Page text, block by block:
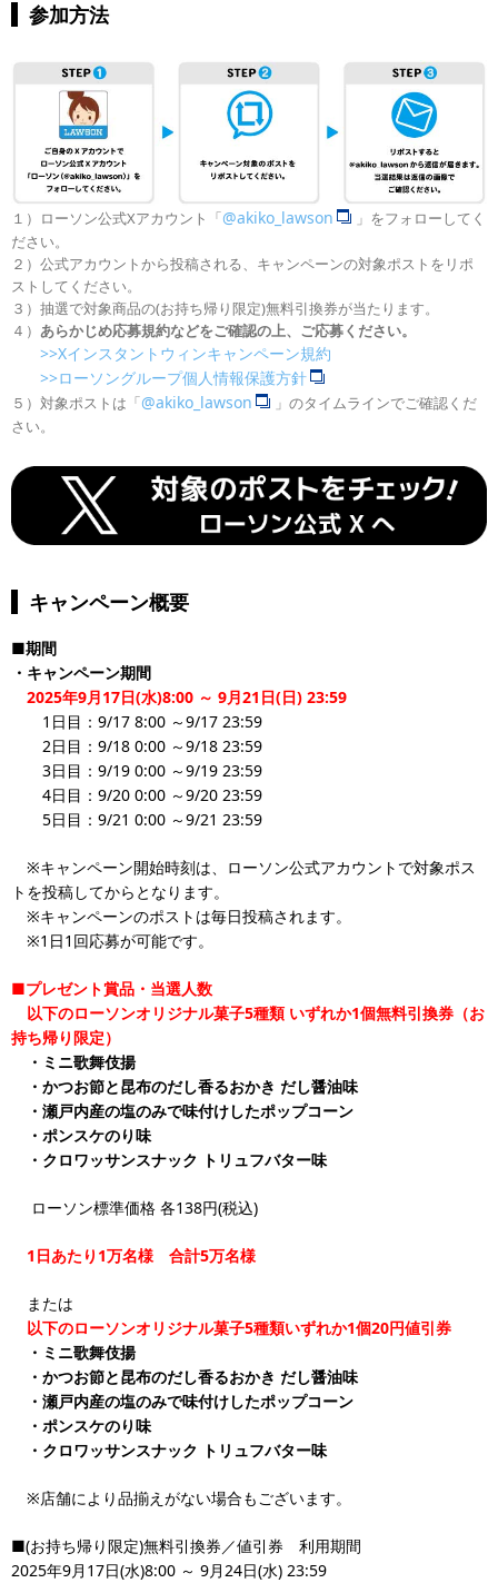
参加方法
１）ローソン公式Xアカウント「@akiko_lawson
」をフォローしてく
ださい。
２）公式アカウントから投稿される、キャンペーンの対象ポストをリポ
ストしてください。
３）抽選で対象商品の(お持ち帰り限定)無料引換券が当たります。
４） あらかじめ応募規約などをご確認の上、ご応募ください。
>>Xインスタントウィンキャンペーン規約
>>ローソングループ個人情報保護方針
５）対象ポストは「@akiko_lawson
」のタイムラインでご確認くだ
さい。
キャンペーン概要
■期間
・キャンペーン期間
2025年9月17日(水)8:00 ～ 9月21日(日) 23:59
1日目：9/17 8:00 ～9/17 23:59
2日目：9/18 0:00 ～9/18 23:59
3日目：9/19 0:00 ～9/19 23:59
4日目：9/20 0:00 ～9/20 23:59
5日目：9/21 0:00 ～9/21 23:59
※キャンペーン開始時刻は、ローソン公式アカウントで対象ポス
トを投稿してからとなります。
※キャンペーンのポストは毎日投稿されます。
※1日1回応募が可能です。
■プレゼント賞品・当選人数
以下のローソンオリジナル菓子5種類 いずれか1個無料引換券（お
持ち帰り限定）
・ミニ歌舞伎揚
・かつお節と昆布のだし香るおかき だし醤油味
・瀬戸内産の塩のみで味付けしたポップコーン
・ポンスケのり味
・クロワッサンスナック トリュフバター味
ローソン標準価格 各138円(税込)
1日あたり1万名様 合計5万名様
または
以下のローソンオリジナル菓子5種類いずれか1個20円値引券
・ミニ歌舞伎揚
・かつお節と昆布のだし香るおかき だし醤油味
・瀬戸内産の塩のみで味付けしたポップコーン
・ポンスケのり味
・クロワッサンスナック トリュフバター味
※店舗により品揃えがない場合もございます。
■(お持ち帰り限定)無料引換券／値引券 利用期間
2025年9月17日(水)8:00 ～ 9月24日(水) 23:59